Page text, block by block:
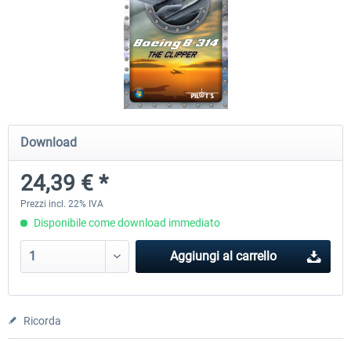
A320 Family professional Bundle
81,97 € *
Aerosoft A320/A321
Download
24,39 € *
Prezzi incl. 22% IVA
Disponibile come download immediato
Aggiungi al carrello
Ricorda